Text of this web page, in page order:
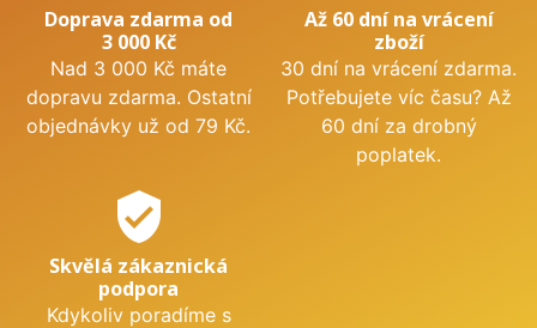
Doprava zdarma od
3 000 Kč
Nad 3 000 Kč máte
dopravu zdarma. Ostatní
objednávky už od 79 Kč.
Až 60 dní na vrácení
zboží
30 dní na vrácení zdarma.
Potřebujete víc času? Až
60 dní za drobný
poplatek.
verified_user
Skvělá zákaznická
podpora
Kdykoliv poradíme s